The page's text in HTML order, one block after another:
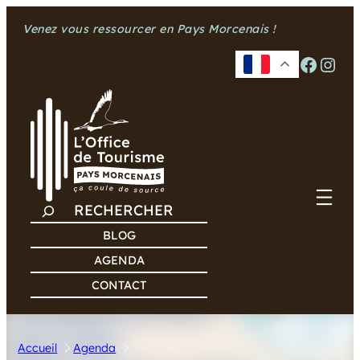
Venez vous ressourcer en Pays Morcenais !
Facebook Instagram
C
H
R
H
BLOG
AGENDA
CONTACT
Accueil
Agenda